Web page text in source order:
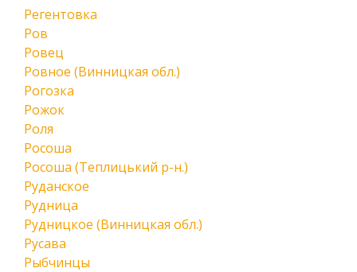
Регентовка
Ров
Ровец
Ровное (Винницкая обл.)
Рогозка
Рожок
Роля
Росоша
Росоша (Теплицький р-н.)
Руданское
Рудница
Рудницкое (Винницкая обл.)
Русава
Рыбчинцы